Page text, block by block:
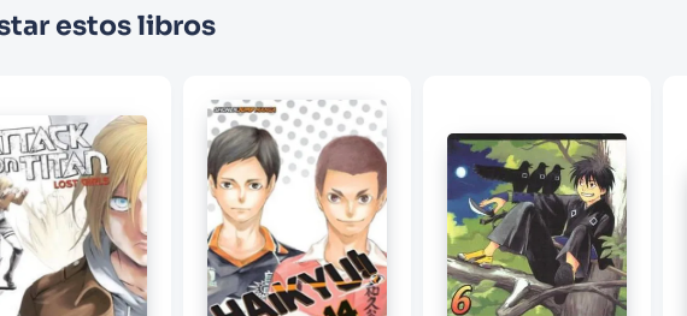
Escribir comentario
estos libros